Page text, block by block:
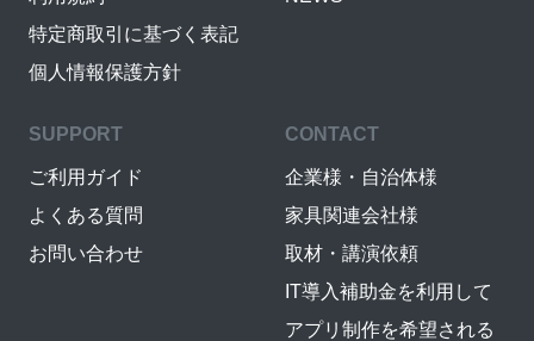
特定商取引に基づく表記
個人情報保護方針
SUPPORT
ご利用ガイド
よくある質問
お問い合わせ
CONTACT
企業様・自治体様
家具関連会社様
取材・講演依頼
IT導入補助金を利用して
アプリ制作を希望される